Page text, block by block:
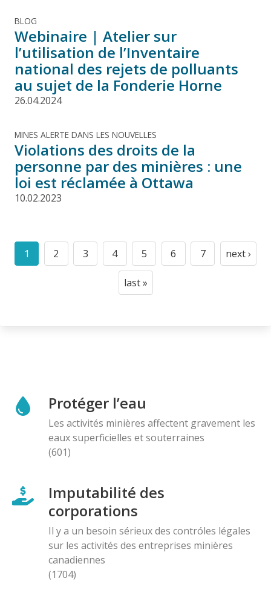
BLOG
Webinaire | Atelier sur
l’utilisation de l’Inventaire
national des rejets de polluants
au sujet de la Fonderie Horne
26.04.2024
MINES ALERTE DANS LES NOUVELLES
Violations des droits de la
personne par des minières : une
loi est réclamée à Ottawa
10.02.2023
Pagination
Current
1
Page
2
Page
3
Page
4
Page
5
Page
6
Page
7
Next
next ›
Last
last »
Protéger l’eau
Les activités minières affectent gravement les
eaux superficielles et souterraines
(601)
Imputabilité des
corporations
Il y a un besoin sérieux des contróles légales
sur les activités des entreprises minières
canadiennes
(1704)